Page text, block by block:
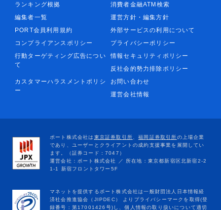
ランキング根拠
消費者金融ATM検索
編集者一覧
運営方針・編集方針
PORT会員利用規約
外部サービスの利用について
コンプライアンスポリシー
プライバシーポリシー
行動ターゲティング広告につい
て
情報セキュリティポリシー
反社会的勢力排除ポリシー
カスタマーハラスメントポリシ
ー
お問い合わせ
運営会社情報